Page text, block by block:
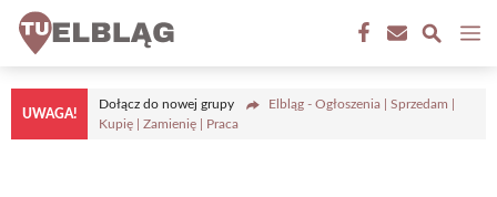
Przejdź
treści
UWAGA!
Dołącz do nowej grupy
Elbląg - Ogłoszenia | Sprzedam |
Kupię | Zamienię | Praca